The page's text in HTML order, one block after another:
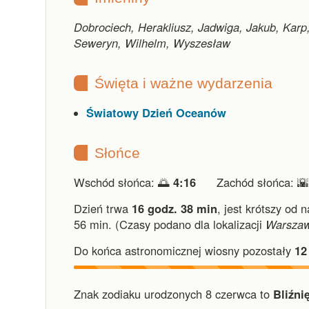
Dobrociech, Herakliusz, Jadwiga, Jakub,
Seweryn, Wilhelm, Wyszesław
Święta i ważne wydarzenia
Światowy Dzień Oceanów
Słońce
Wschód słońca: 🌅 4:16
Zachód słońca:
Dzień trwa 16 godz. 38 min, jest krótszy od
56 min. (Czasy podano dla lokalizacji
Do końca astronomicznej wiosny pozostały 12
Znak zodiaku urodzonych 8 czerwca to